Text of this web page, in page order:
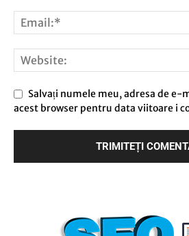
Salvați numele meu, adresa de e-
acest browser pentru data viitoare i